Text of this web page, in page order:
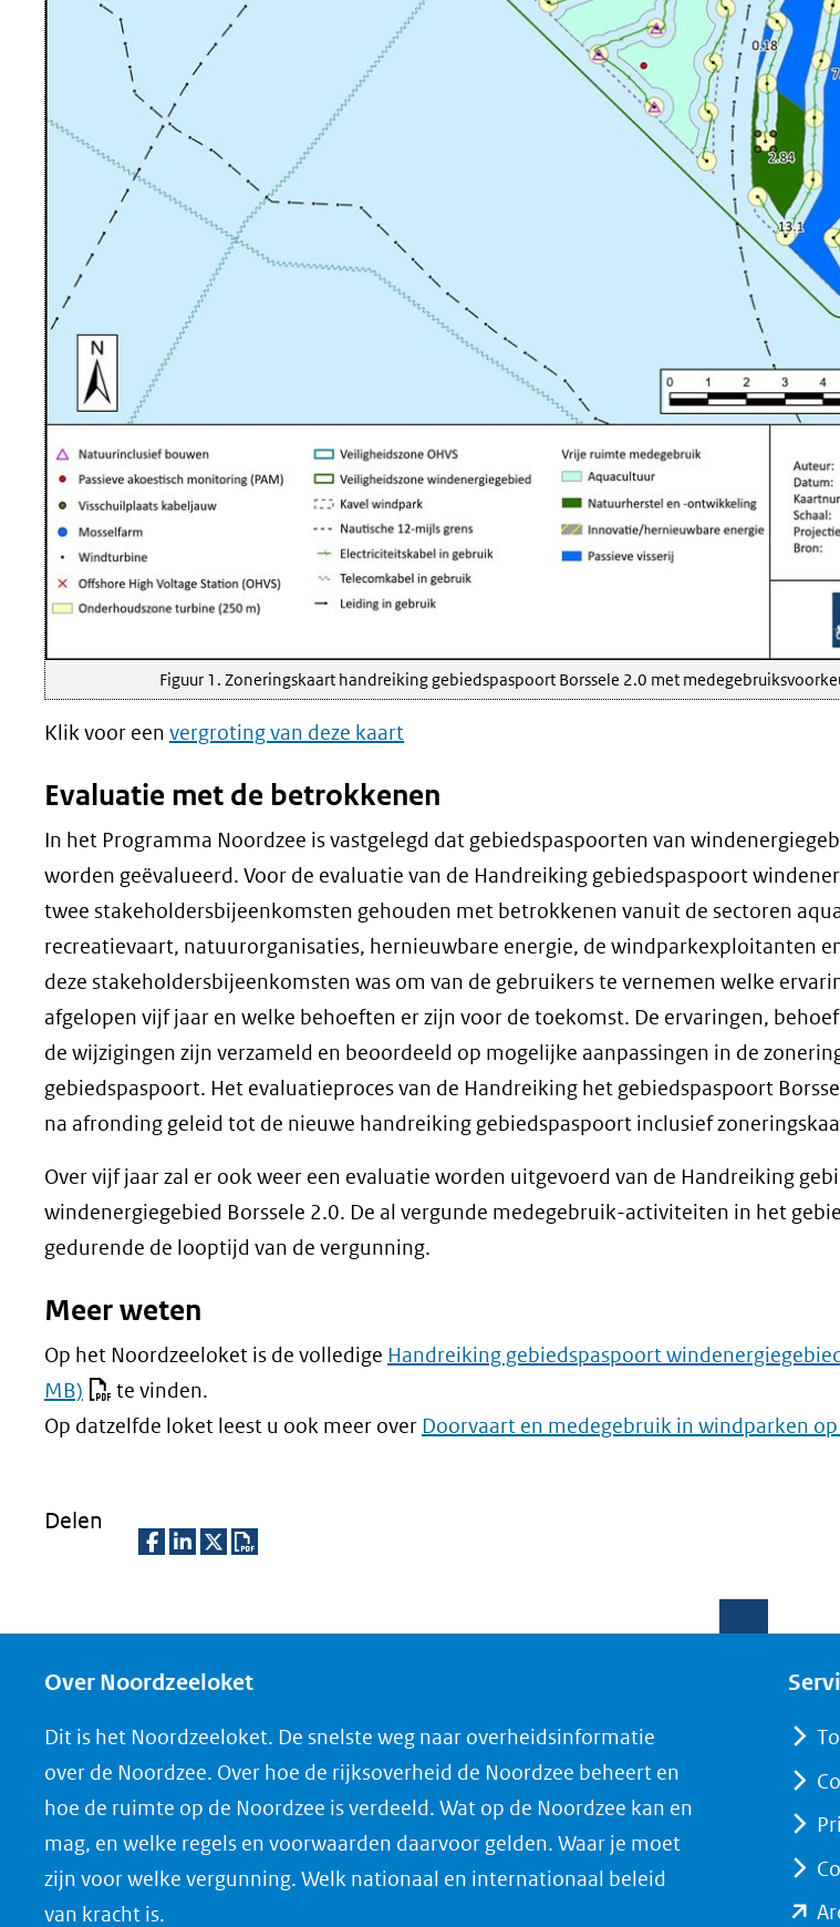
Figuur 1. Zoneringskaart handreiking gebiedspaspoort Borssele 2.0 met
Klik voor een vergroting van deze kaart
Evaluatie met de betrokkenen
In het Programma Noordzee is vastgelegd dat gebiedspaspoorten van
worden geëvalueerd. Voor de evaluatie van de Handreiking gebiedspaspoort
twee stakeholdersbijeenkomsten gehouden met betrokkenen vanuit de sectoren
recreatievaart, natuurorganisaties, hernieuwbare energie, de windparkexploitanten
deze stakeholdersbijeenkomsten was om van de gebruikers te vernemen welke
afgelopen vijf jaar en welke behoeften er zijn voor de toekomst. De ervaringen,
de wijzigingen zijn verzameld en beoordeeld op mogelijke aanpassingen in de
gebiedspaspoort. Het evaluatieproces van de Handreiking het gebiedspaspoort
na afronding geleid tot de nieuwe handreiking gebiedspaspoort inclusief
Over vijf jaar zal er ook weer een evaluatie worden uitgevoerd van de Handreiking
windenergiegebied Borssele 2.0. De al vergunde medegebruik-activiteiten in het
gedurende de looptijd van de vergunning.
Meer weten
Op het Noordzeeloket is de volledige Handreiking gebiedspaspoort
MB)
te vinden.
Op datzelfde loket leest u ook meer over Doorvaart en medegebruik in windparken op
Delen
e
o
p
F
a
c
e
e
o
p
L
i
n
e
o
p
X
(opent
in
n
o
a
d
P
D
Over Noordzeeloket
Dit is het Noordzeeloket. De snelste weg naar overheidsinformatie
over de Noordzee. Over hoe de rijksoverheid de Noordzee beheert en
hoe de ruimte op de Noordzee is verdeeld. Wat op de Noordzee kan en
mag, en welke regels en voorwaarden daarvoor gelden. Waar je moet
zijn voor welke vergunning. Welk nationaal en internationaal beleid
van kracht is.